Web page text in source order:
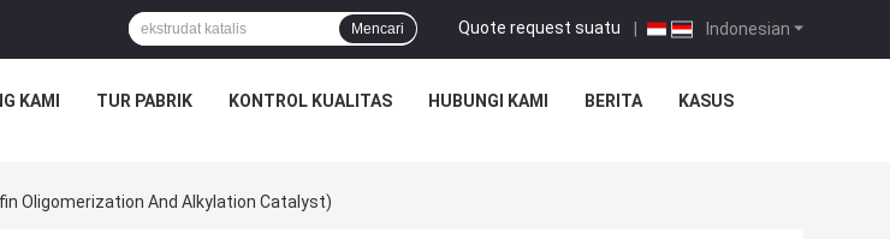
Indonesian
Quote request suatu |
Mencari
KAMI TUR PABRIK KONTROL KUALITAS HUBUNGI KAMI BERITA KASUS
Oligomerization And Alkylation Catalyst)